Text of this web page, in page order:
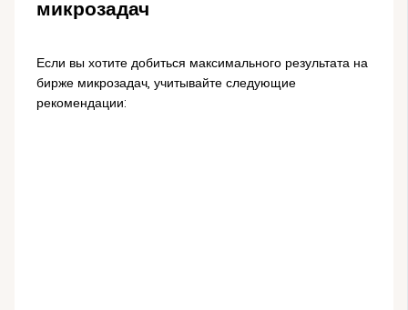
микрозадач
Если вы хотите добиться максимального результата на
бирже микрозадач, учитывайте следующие
рекомендации: